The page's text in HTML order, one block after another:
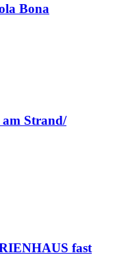
Bona
Strand/
fast